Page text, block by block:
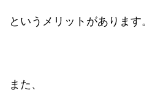
というメリットがあります。
また、